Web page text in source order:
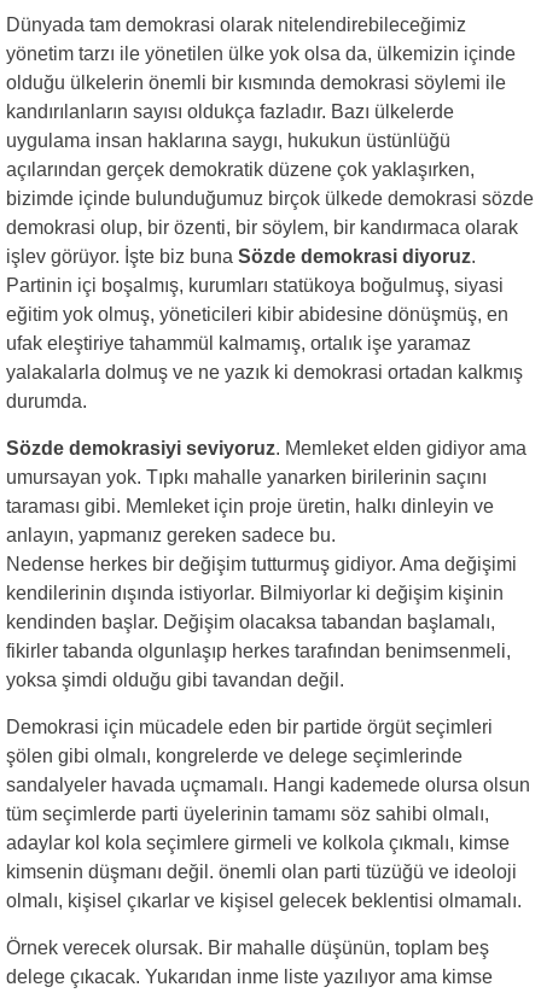
Dünyada tam demokrasi olarak nitelendirebileceğimiz
yönetim tarzı ile yönetilen ülke yok olsa da, ülkemizin içinde
olduğu ülkelerin önemli bir kısmında demokrasi söylemi ile
kandırılanların sayısı oldukça fazladır. Bazı ülkelerde
uygulama insan haklarına saygı, hukukun üstünlüğü
açılarından gerçek demokratik düzene çok yaklaşırken,
bizimde içinde bulunduğumuz birçok ülkede demokrasi sözde
demokrasi olup, bir özenti, bir söylem, bir kandırmaca olarak
işlev görüyor. İşte biz buna Sözde demokrasi diyoruz.
Partinin içi boşalmış, kurumları statükoya boğulmuş, siyasi
eğitim yok olmuş, yöneticileri kibir abidesine dönüşmüş, en
ufak eleştiriye tahammül kalmamış, ortalık işe yaramaz
yalakalarla dolmuş ve ne yazık ki demokrasi ortadan kalkmış
durumda.
Sözde demokrasiyi seviyoruz. Memleket elden gidiyor ama
umursayan yok. Tıpkı mahalle yanarken birilerinin saçını
taraması gibi. Memleket için proje üretin, halkı dinleyin ve
anlayın, yapmanız gereken sadece bu.
Nedense herkes bir değişim tutturmuş gidiyor. Ama değişimi
kendilerinin dışında istiyorlar. Bilmiyorlar ki değişim kişinin
kendinden başlar. Değişim olacaksa tabandan başlamalı,
fikirler tabanda olgunlaşıp herkes tarafından benimsenmeli,
yoksa şimdi olduğu gibi tavandan değil.
Demokrasi için mücadele eden bir partide örgüt seçimleri
şölen gibi olmalı, kongrelerde ve delege seçimlerinde
sandalyeler havada uçmamalı. Hangi kademede olursa olsun
tüm seçimlerde parti üyelerinin tamamı söz sahibi olmalı,
adaylar kol kola seçimlere girmeli ve kolkola çıkmalı, kimse
kimsenin düşmanı değil. önemli olan parti tüzüğü ve ideoloji
olmalı, kişisel çıkarlar ve kişisel gelecek beklentisi olmamalı.
Örnek verecek olursak. Bir mahalle düşünün, toplam beş
delege çıkacak. Yukarıdan inme liste yazılıyor ama kimse